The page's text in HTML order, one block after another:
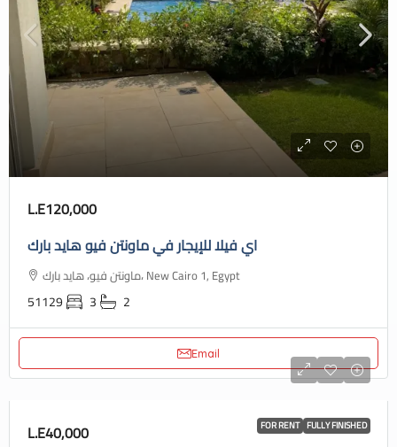
L.E120,000
اي فيلا للإيجار في ماونتن فيو هايد بارك
ماونتن فيو، هايد بارك، New Cairo 1, Egypt
51129 3 2
Email
FOR RENT FULLY FINISHED
L.E40,000